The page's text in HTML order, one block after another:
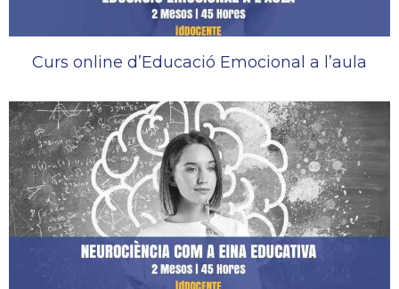
Curs online d’Educació Emocional a l’aula